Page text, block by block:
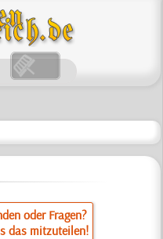
oder Fragen?
das mitzuteilen!